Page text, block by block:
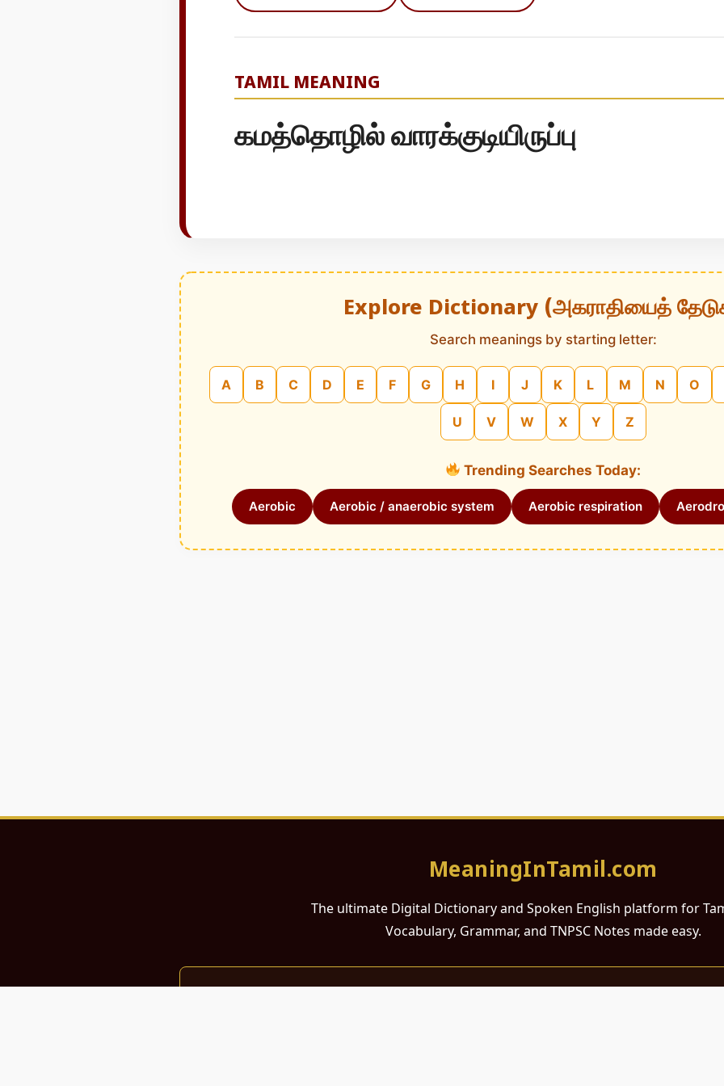
TAMIL MEANING
கமத்தொழில் வாரக்குடியிருப்பு
Explore Dictionary (அகராதியைத்
Search meanings by starting letter:
A B C D E F G H I J K L M N O
U V W X Y Z
Trending Searches Today:
Aerobic Aerobic / anaerobic system Aerobic respiration
MeaningInTamil.com
The ultimate Digital Dictionary and Spoken English platform for
Vocabulary, Grammar, and TNPSC Notes made easy.